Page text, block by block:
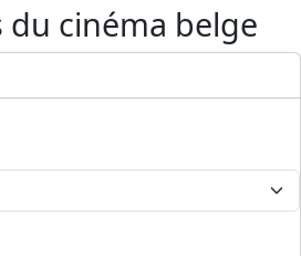
du cinéma belge